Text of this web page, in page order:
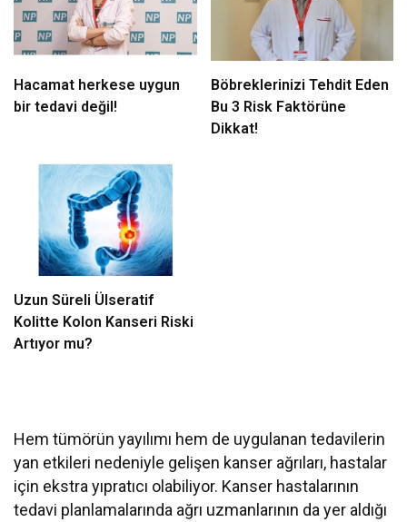
Hacamat herkese uygun
bir tedavi değil!
Böbreklerinizi Tehdit Eden
Bu 3 Risk Faktörüne
Dikkat!
Uzun Süreli Ülseratif
Kolitte Kolon Kanseri Riski
Artıyor mu?
Hem tümörün yayılımı hem de uygulanan tedavilerin
yan etkileri nedeniyle gelişen kanser ağrıları, hastalar
için ekstra yıpratıcı olabiliyor. Kanser hastalarının
tedavi planlamalarında ağrı uzmanlarının da yer aldığı